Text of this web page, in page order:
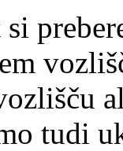
si
tudi